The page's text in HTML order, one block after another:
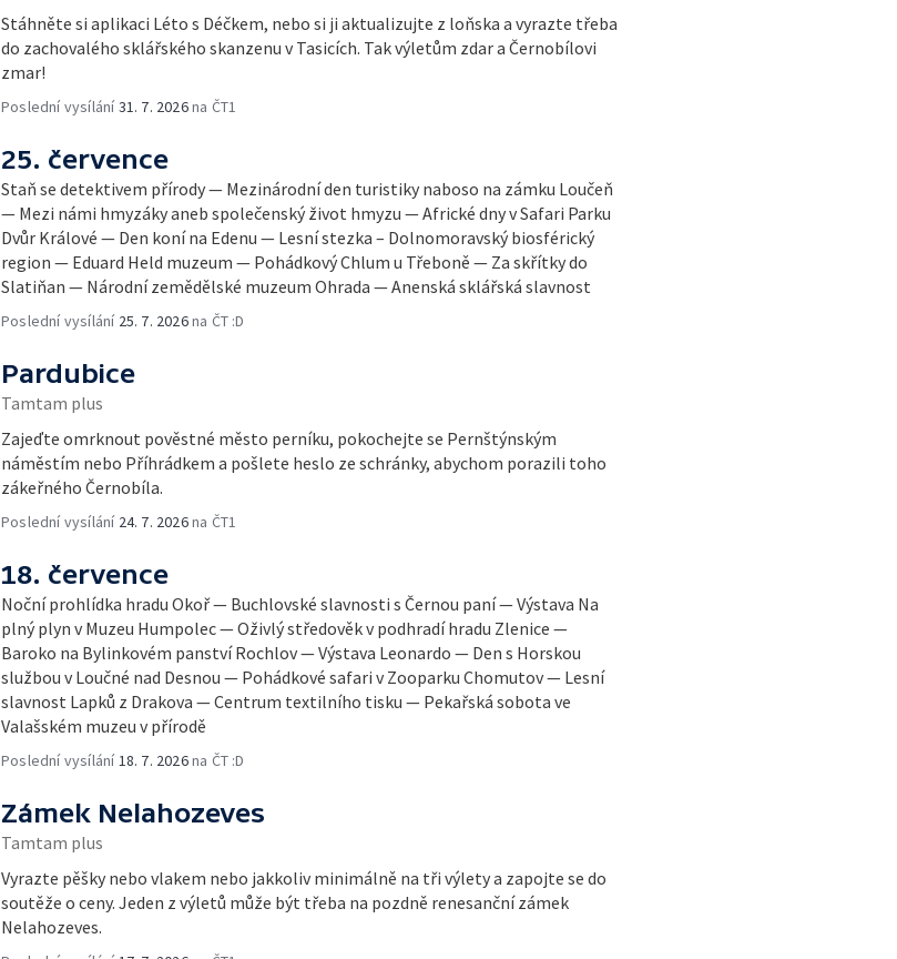
Stáhněte si aplikaci Léto s Déčkem, nebo si ji aktualizujte z loňska a vyrazte třeba
do zachovalého sklářského skanzenu v Tasicích. Tak výletům zdar a Černobílovi
zmar!
Poslední vysílání31. 7. 2026na ČT1
25. července
Staň se detektivem přírody — Mezinárodní den turistiky naboso na zámku Loučeň
— Mezi námi hmyzáky aneb společenský život hmyzu — Africké dny v Safari Parku
Dvůr Králové — Den koní na Edenu — Lesní stezka – Dolnomoravský biosférický
region — Eduard Held muzeum — Pohádkový Chlum u Třeboně — Za skřítky do
Slatiňan — Národní zemědělské muzeum Ohrada — Anenská sklářská slavnost
Poslední vysílání 25. 7. 2026na ČT :D
Pardubice
Tamtam plus
Zajeďte omrknout pověstné město perníku, pokochejte se Pernštýnským
náměstím nebo Příhrádkem a pošlete heslo ze schránky, abychom porazili toho
zákeřného Černobíla.
Poslední vysílání 24. 7. 2026na ČT1
18. července
Noční prohlídka hradu Okoř — Buchlovské slavnosti s Černou paní — Výstava Na
plný plyn v Muzeu Humpolec — Oživlý středověk v podhradí hradu Zlenice —
Baroko na Bylinkovém panství Rochlov — Výstava Leonardo — Den s Horskou
službou v Loučné nad Desnou — Pohádkové safari v Zooparku Chomutov — Lesní
slavnost Lapků z Drakova — Centrum textilního tisku — Pekařská sobota ve
Valašském muzeu v přírodě
Poslední vysílání18. 7. 2026na ČT :D
Zámek Nelahozeves
Tamtam plus
Vyrazte pěšky nebo vlakem nebo jakkoliv minimálně na tři výlety a zapojte se do
soutěže o ceny. Jeden z výletů může být třeba na pozdně renesanční zámek
Nelahozeves.